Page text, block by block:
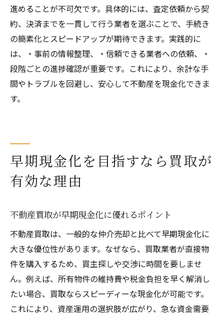
進めることが不可欠です。具体的には、査定依頼から契
約、決済までを一貫して行う業者を選ぶことで、手続き
の簡素化とスピードアップが期待できます。実践的に
は、・事前の情報整理、・信頼できる業者への依頼、・
段階ごとの進捗確認が重要です。これにより、余計な手
間やトラブルを回避し、安心して不動産を現金化できま
す。
早期現金化を目指すなら買取が
有効な理由
不動産買取が早期現金化に優れるポイント
不動産買取は、一般的な仲介売却と比べて早期現金化に
大きな優位性があります。なぜなら、買取業者が直接物
件を購入するため、買主探しや交渉に時間を要しませ
ん。例えば、所有物件の維持費や税金負担を早く解消し
たい場合、買取ならスピーディーな現金化が可能です。
これにより、資産運用の選択肢が広がり、急な資金需要